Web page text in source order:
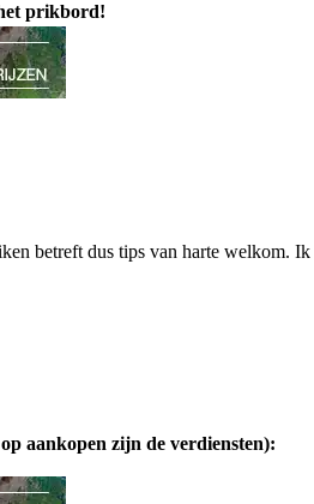
prikbord!
betreft dus tips van harte welkom.
aankopen zijn de verdiensten):